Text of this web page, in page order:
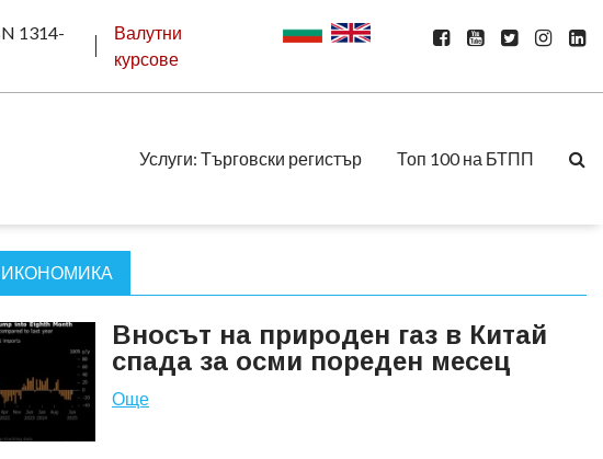
1314-
Валутни
курсове
Услуги: Търговски регистър Топ 100 на БТПП
Вносът на природен газ в Китай
спада за осми пореден месец
Още